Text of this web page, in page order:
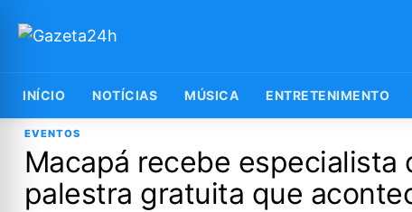
INÍCIO NOTÍCIAS MÚSICA ENTRETENIMENTO
EVENTOS
Macapá recebe especialista
palestra gratuita que